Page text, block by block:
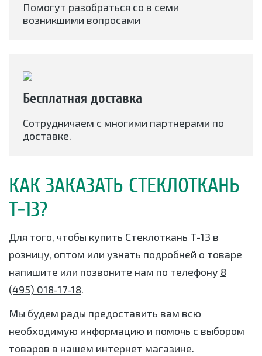
Помогут разобраться со в семи
возникшими вопросами
Бесплатная доставка
Сотрудничаем с многими партнерами по
доставке.
КАК ЗАКАЗАТЬ СТЕКЛОТКАНЬ
Т-13?
Для того, чтобы купить Стеклоткань Т-13 в
розницу, оптом или узнать подробней о товаре
напишите или позвоните нам по телефону 8
(495) 018-17-18.
Мы будем рады предоставить вам всю
необходимую информацию и помочь с выбором
товаров в нашем интернет магазине.